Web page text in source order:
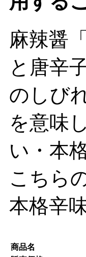
麻辣醤
と唐辛
のしび
を意味
い・本
こちら
本格辛
商品名